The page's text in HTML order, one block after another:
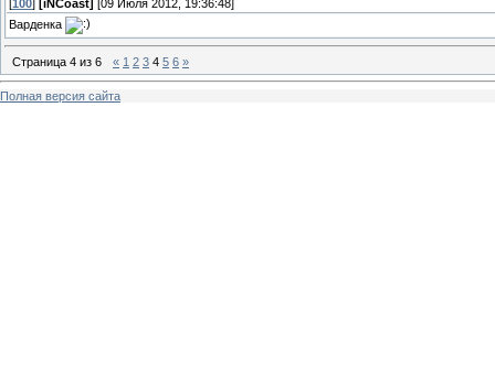
100 [iNCoast]
[09 Июля 2012, 19:36:48]
Варденка
Страница 4 из 6 « 1 2 3 4 5 6 »
Полная версия сайта